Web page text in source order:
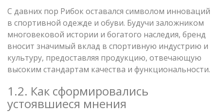
С давних пор Рибок оставался символом инноваций
в спортивной одежде и обуви. Будучи заложником
многовековой истории и богатого наследия, бренд
вносит значимый вклад в спортивную индустрию и
культуру, предоставляя продукцию, отвечающую
высоким стандартам качества и функциональности.
1.2. Как сформировались
устоявшиеся мнения